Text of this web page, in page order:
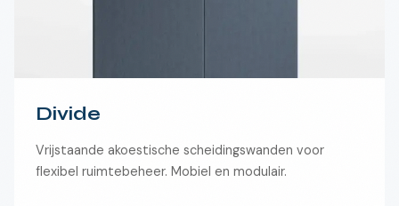
Divide
Vrijstaande akoestische scheidingswanden voor
flexibel ruimtebeheer. Mobiel en modulair.